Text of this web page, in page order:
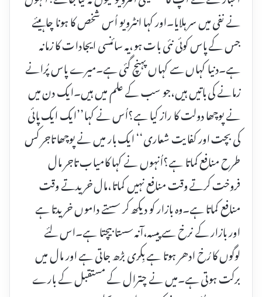
نے نفی میں سر ہلایا۔اور کہا انٹرویو اُس شخص کا ہونا چاہیئے
جس کے پاس کوئی نئی بات ہو،یہ سائنسی ایجادات کا زمانہ
ہے۔دنیا کہاں سے کہاں پہنچ گئی ہے۔میرے پاس پُرانے
زمانے کی باتیں ہیں،جو سب کے علم میں ہیں۔ایک دن میں
نے پوچھا دولت کا راز کیا ہے؟اُس نے کہا’’ایک ایک پائی
کی بچت اور کفایت شعاری‘‘ ایک بار میں نے پوچھا تاجر کس
طرح منافع کماتا ہے؟اُنہوں نے کہا کامیاب تاجر مال
فروخت کرتے وقت منافع نہیں کماتا،مال خریدتے وقت
منافع کماتا ہے۔وہ بازار کو دیکھ کر سستے داموں خریدتا ہے
اور بازار کے نرخ سے پیسہ،آنہ سستا بیچتا ہے۔اس لئے
لوگوں کا رُخ ادھر ہوتا ہے بِکری بڑھ جاتی ہے اور مال میں
برکت ہوتی ہے۔میں نے چترال کے مستقبل کے بارے